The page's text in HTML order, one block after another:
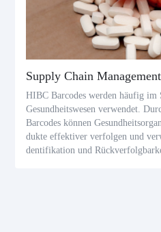
Supply Chain Management
HIBC Barcodes werden häufig im
Gesundheitswesen verwendet.
Barcodes können
dukte effektiver verfolgen und
dentifikation und